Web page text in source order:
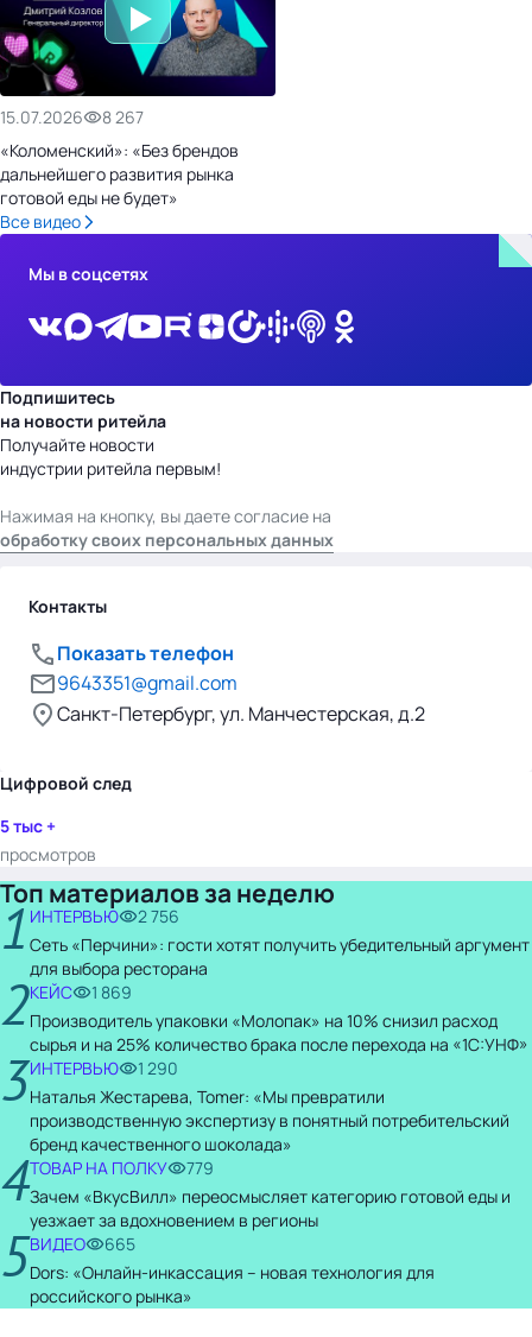
15.07.2026
8 267
«Коломенский»: «Без брендов
дальнейшего развития рынка
готовой еды не будет»
Все видео
Мы в соцсетях
Подпишитесь
на новости ритейла
Получайте новости
индустрии ритейла первым!
Нажимая на кнопку, вы даете согласие на
обработку своих персональных данных
Контакты
Показать телефон
9643351@gmail.com
Санкт-Петербург, ул. Манчестерская, д.2
Цифровой след
5 тыс +
просмотров
Топ материалов за неделю
1 ИНТЕРВЬЮ
2 756
Сеть «Перчини»: гости хотят получить убедительный аргумент
для выбора ресторана
2КЕЙС
1 869
Производитель упаковки «Молопак» на 10% снизил расход
сырья и на 25% количество брака после перехода на «1С:УНФ»
3ИНТЕРВЬЮ
1 290
Наталья Жестарева, Tomer: «Мы превратили
производственную экспертизу в понятный потребительский
бренд качественного шоколада»
4ТОВАР НА ПОЛКУ
779
Зачем «ВкусВилл» переосмысляет категорию готовой еды и
уезжает за вдохновением в регионы
5ВИДЕО
665
Dors: «Онлайн-инкассация – новая технология для
российского рынка»